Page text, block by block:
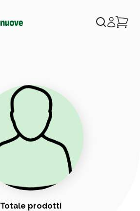
Totale prodotti